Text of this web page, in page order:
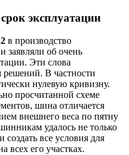
эксплуатации
в производство
заявляли об очень
Эти слова
В частности
нулевую кривизну.
просчитанной схеме
шина отличается
внешнего веса по пятну
удалось не только
все условия для
всех его участках.